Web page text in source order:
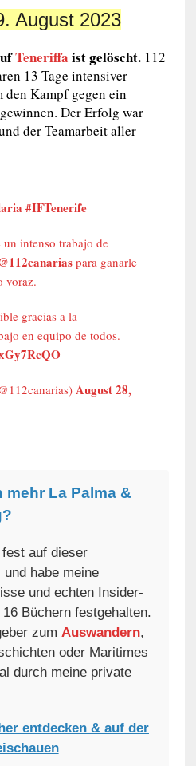
August 2023
Teneriffa ist gelöscht.112
13 Tage intensiver
den Kampf gegen ein
Der Erfolg war
der Teamarbeit aller
#IFTenerife
intenso trabajo de
para ganarle
voraz.
gracias a la
en equipo de todos.
August 28,
mehr La Palma &
auf dieser
habe meine
und echten Insider-
Büchern festgehalten.
zum Auswandern,
oder Maritimes
durch meine private
entdecken & auf der